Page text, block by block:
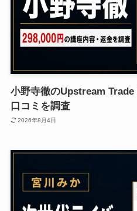
小野寺徹のUpstream Trade
口コミを調査
2026年8月4日